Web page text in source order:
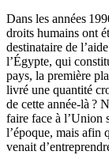
Dans les années
droits humains ont
destinataire de
l’Égypte, qui
pays, la première
livré une quantité
de cette année-là ?
faire face à l’Union
l’époque, mais afin
venait